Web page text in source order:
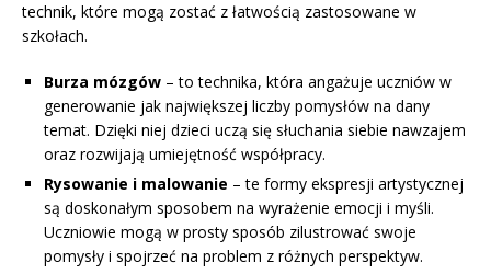
technik, które mogą zostać z łatwością zastosowane w
szkołach.
Burza mózgów – to technika, która angażuje uczniów w
generowanie jak największej liczby pomysłów na dany
temat. Dzięki niej dzieci uczą się słuchania siebie nawzajem
oraz rozwijają umiejętność współpracy.
Rysowanie i malowanie – te formy ekspresji artystycznej
są doskonałym sposobem na wyrażenie emocji i myśli.
Uczniowie mogą w prosty sposób zilustrować swoje
pomysły i spojrzeć na problem z różnych perspektyw.